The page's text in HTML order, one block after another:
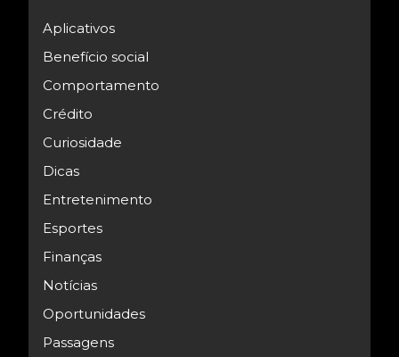
Aplicativos
Benefício social
Comportamento
Crédito
Curiosidade
Dicas
Entretenimento
Esportes
Finanças
Notícias
Oportunidades
Passagens